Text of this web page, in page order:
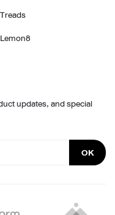
Treads
Lemon8
updates, and special
OK